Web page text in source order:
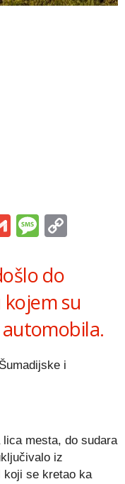
Gmail
do
su
automobila.
i
mesta, do sudara
iz
koji se kretao ka